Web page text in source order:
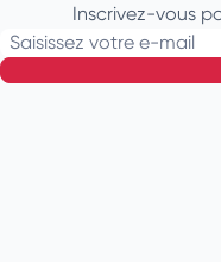
Inscrivez-vous
Saisissez votre e-mail